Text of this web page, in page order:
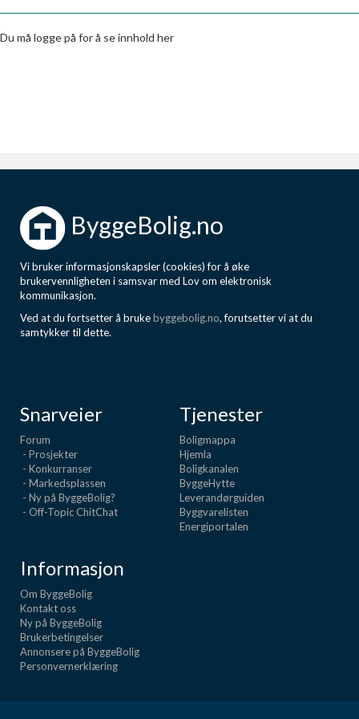
Boligmappa+
Få mer ut av Boligmappa
Du må logge på for å se innhold her
ByggeBolig.no
Vi bruker informasjonskapsler (cookies) for å øke
brukervennligheten i samsvar med Lov om elektronisk
kommunikasjon.
Ved at du fortsetter å brukebyggebolig.no, forutsetter vi at du
samtykker til dette.
Snarveier
Forum
- Prosjekter
- Konkurranser
- Markedsplassen
- Ny på ByggeBolig?
- Off-Topic ChitChat
Tjenester
Boligmappa
Hjemla
Boligkanalen
ByggeHytte
Leverandørguiden
Byggvarelisten
Energiportalen
Informasjon
Om ByggeBolig
Kontakt oss
Ny på ByggeBolig
Brukerbetingelser
Annonsere på ByggeBolig
Personvernerklæring